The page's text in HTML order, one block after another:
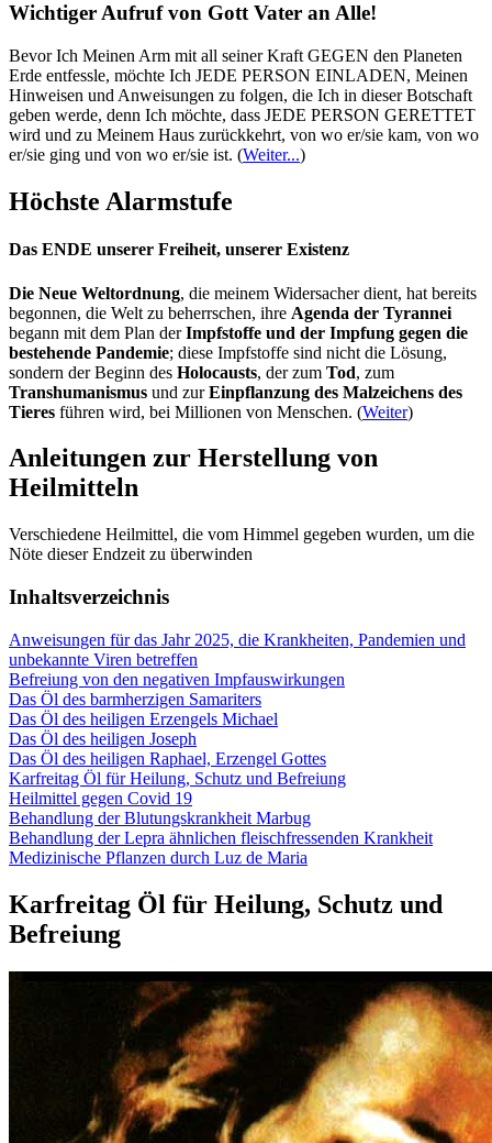
Wichtiger Aufruf von Gott Vater an Alle!
Bevor Ich Meinen Arm mit all seiner Kraft GEGEN den Planeten
Erde entfessle, möchte Ich JEDE PERSON EINLADEN, Meinen
Hinweisen und Anweisungen zu folgen, die Ich in dieser Botschaft
geben werde, denn Ich möchte, dass JEDE PERSON GERETTET
wird und zu Meinem Haus zurückkehrt, von wo er/sie kam, von wo
er/sie ging und von wo er/sie ist. (Weiter...)
Höchste Alarmstufe
Das ENDE unserer Freiheit, unserer Existenz
Die Neue Weltordnung, die meinem Widersacher dient, hat bereits
begonnen, die Welt zu beherrschen, ihre Agenda der Tyrannei
begann mit dem Plan derImpfstoffe und der Impfung gegen die
bestehende Pandemie; diese Impfstoffe sind nicht die Lösung,
sondern der Beginn des Holocausts, der zum Tod, zum
Transhumanismus und zurEinpflanzung des Malzeichens des
Tieres führen wird, bei Millionen von Menschen. (Weiter)
Anleitungen zur Herstellung von
Heilmitteln
Verschiedene Heilmittel, die vom Himmel gegeben wurden, um die
Nöte dieser Endzeit zu überwinden
Inhaltsverzeichnis
Anweisungen für das Jahr 2025, die Krankheiten, Pandemien und
unbekannte Viren betreffen
Befreiung von den negativen Impfauswirkungen
Das Öl des barmherzigen Samariters
Das Öl des heiligen Erzengels Michael
Das Öl des heiligen Joseph
Das Öl des heiligen Raphael, Erzengel Gottes
Karfreitag Öl für Heilung, Schutz und Befreiung
Heilmittel gegen Covid 19
Behandlung der Blutungskrankheit Marbug
Behandlung der Lepra ähnlichen fleischfressenden Krankheit
Medizinische Pflanzen durch Luz de Maria
Karfreitag Öl für Heilung, Schutz und
Befreiung